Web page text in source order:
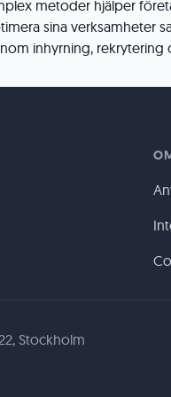
metoder hjälper
sina verksamheter
inhyrning,
Stockholm